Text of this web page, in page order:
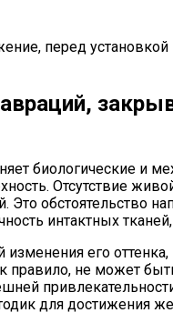
перед
биологические и
Отсутствие
Это обстоятельство
интактных
его
правило, не может
для достижения